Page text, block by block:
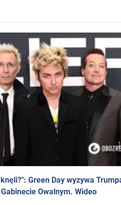
Green Day wyzywa
Owalnym. Wideo